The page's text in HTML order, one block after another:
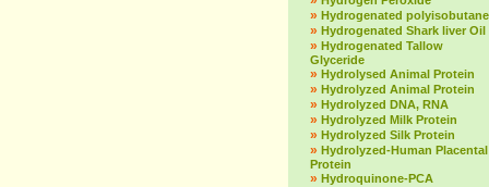
» Hydrogenated polyisobutane
» Hydrogenated Shark liver Oil
» Hydrogenated Tallow
Glyceride
» Hydrolysed Animal Protein
» Hydrolyzed Animal Protein
» Hydrolyzed DNA, RNA
» Hydrolyzed Milk Protein
» Hydrolyzed Silk Protein
» Hydrolyzed-Human Placental
Protein
» Hydroquinone-PCA